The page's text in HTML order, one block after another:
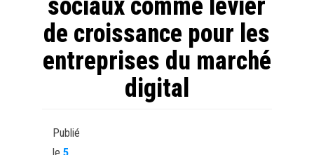
sociaux comme levier
de croissance pour les
entreprises du marché
digital
Publié